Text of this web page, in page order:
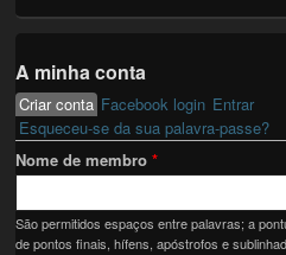
A minha conta
Primary tabs
Criar conta (active tab)
Facebook login Entrar
Esqueceu-se da sua palavra-passe?
Nome de membro*
São permitidos espaços entre palavras; a
de pontos finais, hífens, apóstrofos e